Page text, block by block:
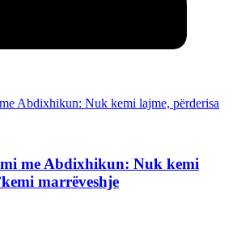
me Abdixhikun: Nuk kemi
marrëveshje